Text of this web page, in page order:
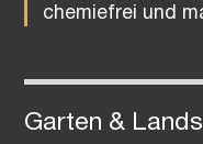
chemiefrei und
Garten &